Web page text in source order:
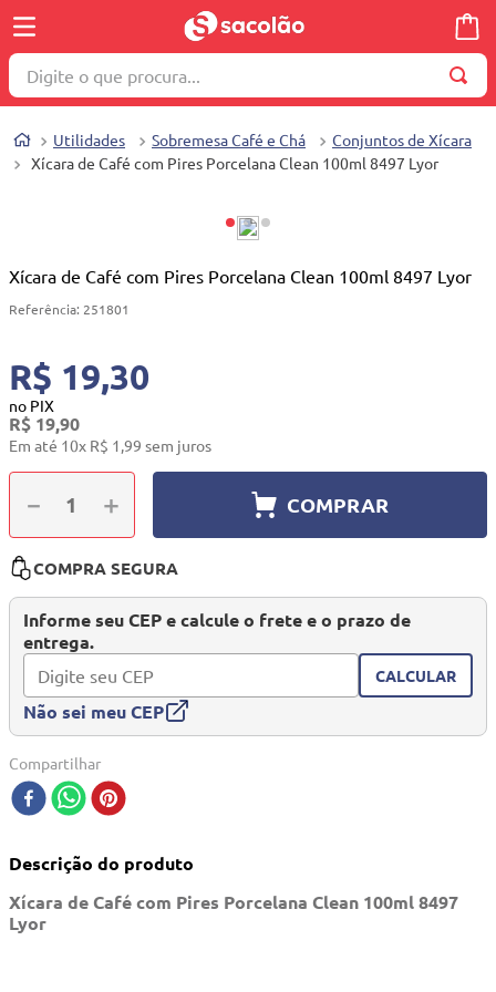
Digite o que procura...
Utilidades Sobremesa Café e Chá
Conjuntos de Xícara
Xícara de Café com Pires Porcelana Clean 100ml 8497 Lyor
Xícara de Café com Pires Porcelana Clean 100ml 8497 Lyor
Referência: 251801
R$ 19,30
no PIX
R$ 19,90
Em até 10x R$ 1,99 sem juros
＋
－ COMPRAR
COMPRA SEGURA
Informe seu CEP e calcule o frete e o prazo de
entrega.
CALCULAR
Não sei meu CEP
Compartilhar
Descrição do produto
Xícara de Café com Pires Porcelana Clean 100ml 8497
Lyor
1º
wella
3º
4º
cosmetico
10
mesa dobrável notebook